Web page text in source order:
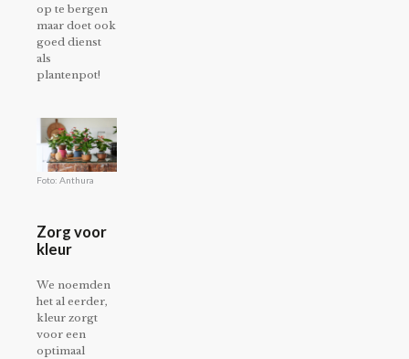
op te bergen
maar doet ook
goed dienst
als
plantenpot!
Foto: Anthura
Zorg voor
kleur
We noemden
het al eerder,
kleur zorgt
voor een
optimaal